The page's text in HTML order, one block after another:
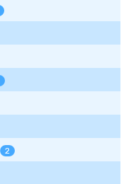
2